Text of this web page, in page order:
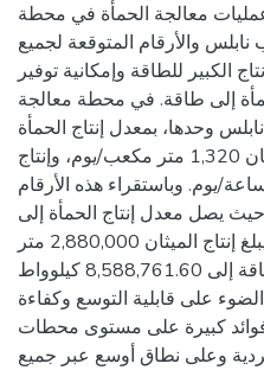
معالجة الحمأة في محطة
والأرقام المتوقعة لجميع
الكبير للطاقة وإمكانية توفير
إلى طاقة. في محطة معالجة
وحدها، بمعدل إنتاج الحمأة
6,600 كجم/يوم، وإنتاج الميثان 1,320 متر مكعب/يوم، وإنتاج
كيلووات ساعة/يوم. وباستقراء هذه الأرقام
يصل معدل إنتاج الحمأة إلى
14,400,000 كجم/يوم، ويبلغ إنتاج الميثان 2,880,000 متر
مكعب/يوم، ويصل إنتاج الطاقة إلى 8,588,761.60 كيلوواط
على قابلية التوسع وكفاءة
كبيرة على مستوى محطات
وعلى نطاق أوسع عبر جميع